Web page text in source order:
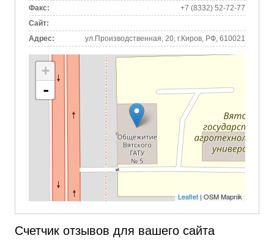
Факс:
+7 (8332) 52-72-77
Сайт:
Адрес:
ул.Производственная, 20, г.Киров, РФ, 610021
+
-
Leaflet| OSM Mapnik
Счетчик отзывов для вашего сайта